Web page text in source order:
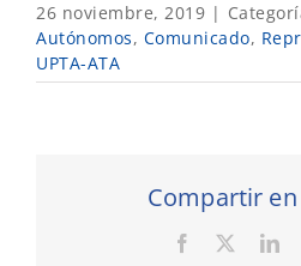
26 noviembre, 2019 |
Autónomos, Comunicado,
UPTA-ATA
Compartir en
Facebook